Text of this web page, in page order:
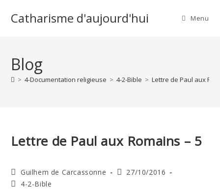
Catharisme d'aujourd'hui Menu
Blog
> 4-Documentation religieuse > 4-2-Bible > Lettre de Paul aux
Lettre de Paul aux Romains – 5
Auteur/autrice
de
Guilhem de Carcassonne
Publication
27/10/2016
Post4-2-Bible